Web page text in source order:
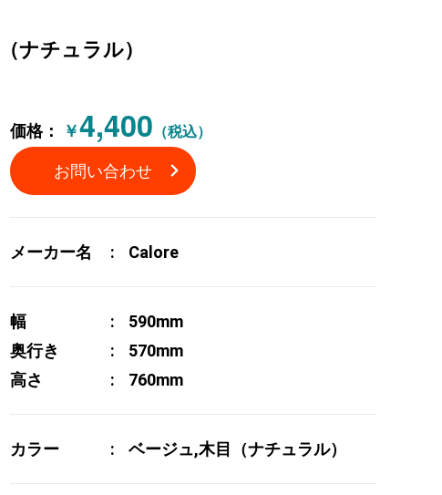
ナチュラル）
価格： ￥4,400 （税込）
お問い合わせ
メーカー名 Calore
幅
590mm
奥行き
570mm
高さ
760mm
カラー ベージュ,木目（ナチュラル）